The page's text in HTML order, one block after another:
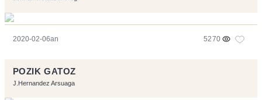
2020-02-06an 5270
POZIK GATOZ
J.Hernandez Arsuaga